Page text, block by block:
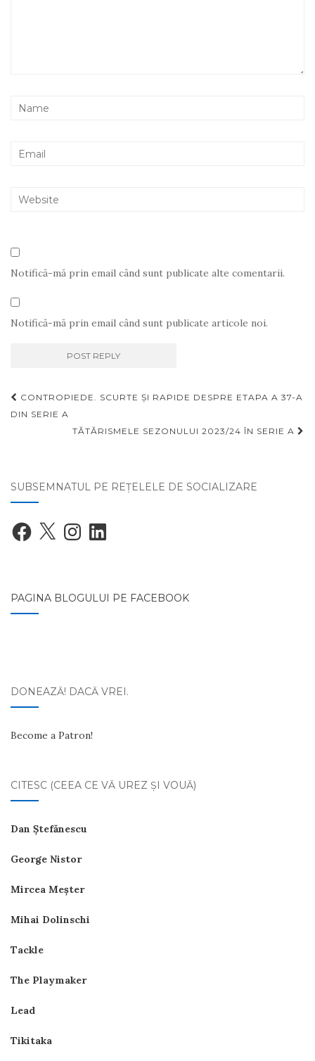
Notifică-mă prin email când sunt publicate alte comentarii.
Notifică-mă prin email când sunt publicate articole noi.
Navigare
articole
CONTROPIEDE. SCURTE ȘI RAPIDE DESPRE ETAPA A 37-A
DIN SERIE A
TĂTĂRISMELE SEZONULUI 2023/24 ÎN SERIE A
SUBSEMNATUL PE REŢELELE DE SOCIALIZARE
Facebook
X InstagramLinkedIn
PAGINA BLOGULUI PE FACEBOOK
DONEAZĂ! DACĂ VREI.
Become a Patron!
CITESC (CEEA CE VĂ UREZ ŞI VOUĂ)
Dan Ştefănescu
George Nistor
Mircea Meşter
Mihai Dolinschi
Tackle
The Playmaker
Lead
Tikitaka